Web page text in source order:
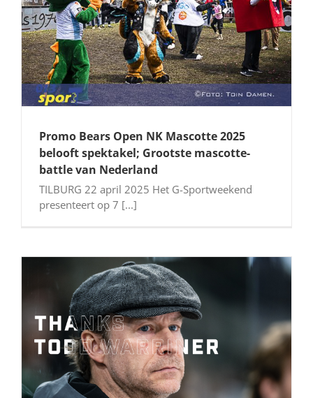
Promo Bears Open NK Mascotte 2025
belooft spektakel; Grootste mascotte-
battle van Nederland
TILBURG 22 april 2025 Het G-Sportweekend
presenteert op 7 [...]